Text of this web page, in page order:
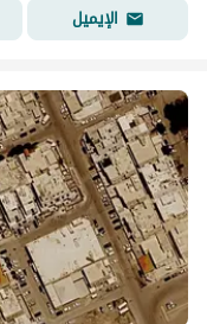
الإيميل